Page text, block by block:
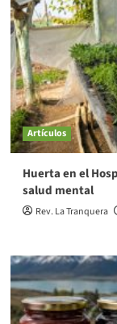
Artículos
Huerta en el
salud mental
Rev. La Tranquera